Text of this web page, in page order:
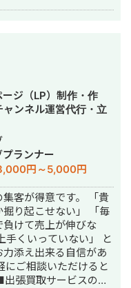
ンジニア兼総合Web
活動。現在はWebコ
社を創設し、法人と
参画。
ジ（LP）制作・作
ンネル運営代行・立
・SNS運用代行・記
ティング・ホームペ
リスティング広告運
メディア制作・構
ランナー
円～5,000円
が得意です。 「貴
り起こせない」 「毎
負けて売上が伸びな
手くいっていない」 と
力添え出来る自信があ
にご相談いただけると